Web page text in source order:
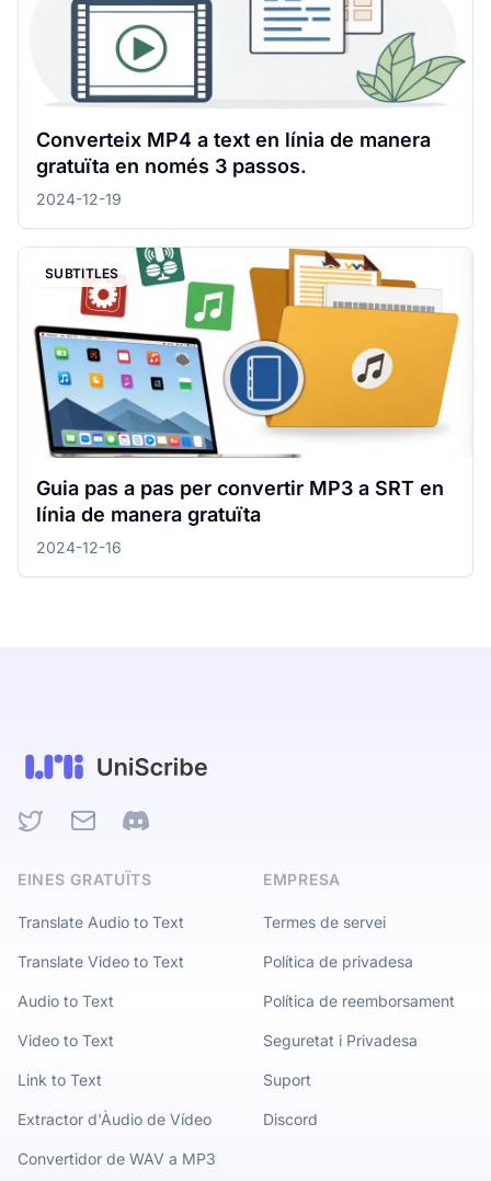
Converteix MP4 a text en línia de manera
gratuïta en només 3 passos.
2024-12-19
SUBTITLES
Guia pas a pas per convertir MP3 a SRT en
línia de manera gratuïta
2024-12-16
TwitterEmail Discord
EINES GRATUÏTS
Translate Audio to Text
Translate Video to Text
Audio to Text
Video to Text
Link to Text
Extractor d'Àudio de Vídeo
Convertidor de WAV a MP3
EMPRESA
Termes de servei
Política de privadesa
Política de reemborsament
Seguretat i Privadesa
Suport
Discord